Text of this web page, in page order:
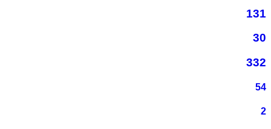
131
30
332
54
2